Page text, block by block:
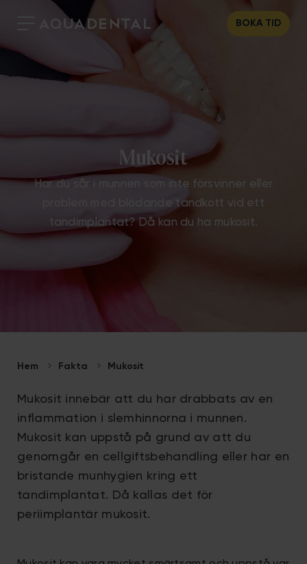
BOKA TID
Mukosit
Har du sår i munnen som inte försvinner eller
problem med blödande tandkött vid ett
tandimplantat? Då kan du ha mukosit.
Hem Fakta Mukosit
Mukosit innebär att du har drabbats av en
inflammation i slemhinnorna i munnen.
Mukosit kan uppstå på grund av att du
genomgår en cellgiftsbehandling eller har en
bristande munhygien kring ett
tandimplantat. Då kallas det för
periimplantär mukosit.